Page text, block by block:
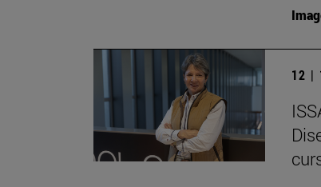
12 |